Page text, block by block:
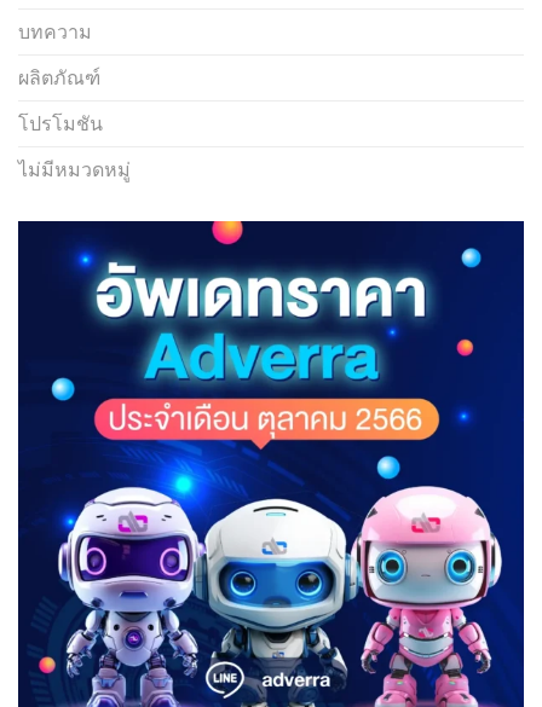
บทความ
ผลิตภัณฑ์
โปรโมชัน
ไม่มีหมวดหมู่